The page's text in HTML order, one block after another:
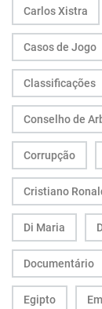
Carlos Xistra
Casos de Jogo
Classificações
Conselho de
Corrupção
Cristiano
Di Maria
Documentário
Egipto